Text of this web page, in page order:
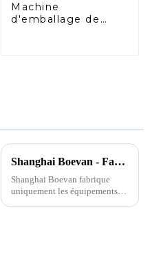
Machine
d'emballage de
Shanghai Boevan - Fabricant de machines d'emballage flexibles
Shanghai Boevan fabrique
uniquement les équipements